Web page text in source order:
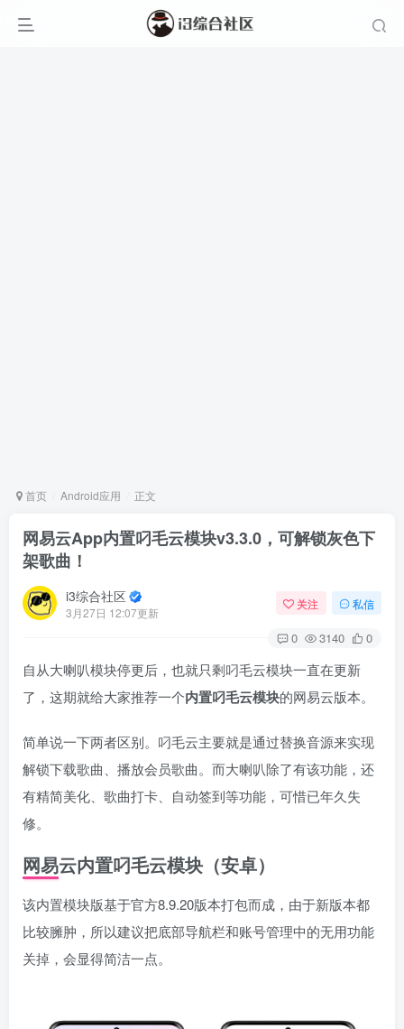
首页 Android应用 正文
网易云App内置叼毛云模块v3.3.0，可解锁灰色下
架歌曲！
i3综合社区
3月27日 12:07更新
关注 私信
0 3140 0
自从大喇叭模块停更后，也就只剩叼毛云模块一直在更新
了，这期就给大家推荐一个内置叼毛云模块的网易云版本。
简单说一下两者区别。叼毛云主要就是通过替换音源来实现
解锁下载歌曲、播放会员歌曲。而大喇叭除了有该功能，还
有精简美化、歌曲打卡、自动签到等功能，可惜已年久失
修。
网易云内置叼毛云模块（安卓）
该内置模块版基于官方8.9.20版本打包而成，由于新版本都
比较臃肿，所以建议把底部导航栏和账号管理中的无用功能
关掉，会显得简洁一点。